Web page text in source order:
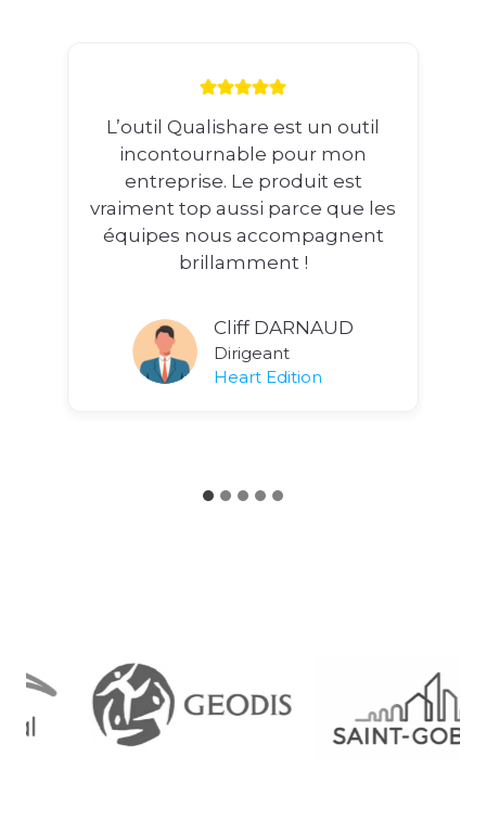
L’outil Qualishare est un outil
incontournable pour mon
entreprise. Le produit est
vraiment top aussi parce que les
équipes nous accompagnent
brillamment !
Cliff DARNAUD
Dirigeant
Heart Edition